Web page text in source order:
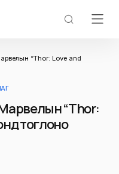
“Thor: Love and
“Thor:
тоглоно